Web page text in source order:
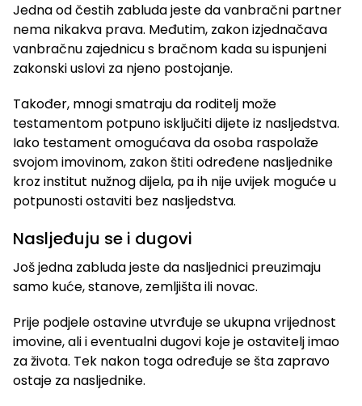
Jedna od čestih zabluda jeste da vanbračni partner
nema nikakva prava. Međutim, zakon izjednačava
vanbračnu zajednicu s bračnom kada su ispunjeni
zakonski uslovi za njeno postojanje.
Također, mnogi smatraju da roditelj može
testamentom potpuno isključiti dijete iz nasljedstva.
Iako testament omogućava da osoba raspolaže
svojom imovinom, zakon štiti određene nasljednike
kroz institut nužnog dijela, pa ih nije uvijek moguće u
potpunosti ostaviti bez nasljedstva.
Nasljeđuju se i dugovi
Još jedna zabluda jeste da nasljednici preuzimaju
samo kuće, stanove, zemljišta ili novac.
Prije podjele ostavine utvrđuje se ukupna vrijednost
imovine, ali i eventualni dugovi koje je ostavitelj imao
za života. Tek nakon toga određuje se šta zapravo
ostaje za nasljednike.